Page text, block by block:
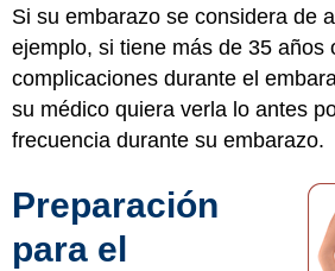
Si su embarazo se considera de
ejemplo, si tiene más de 35 años
complicaciones durante el
su médico quiera verla lo antes
frecuencia durante su embarazo.
Preparación
para el